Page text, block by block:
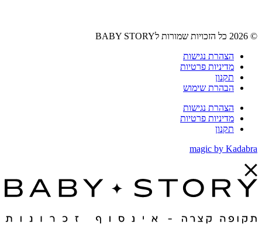
© 2026 כל הזכויות שמורות לBABY STORY
הצהרת נגישות
מדיניות פרטיות
תקנון
הבהרת שימוש
הצהרת נגישות
מדיניות פרטיות
תקנון
magic by Kadabra